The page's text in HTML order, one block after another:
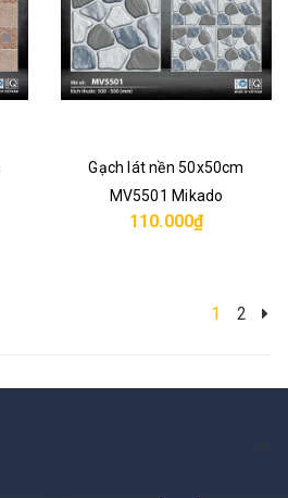
Gạch lát nền 50x50cm
MV5501 Mikado
110.000₫
1 2